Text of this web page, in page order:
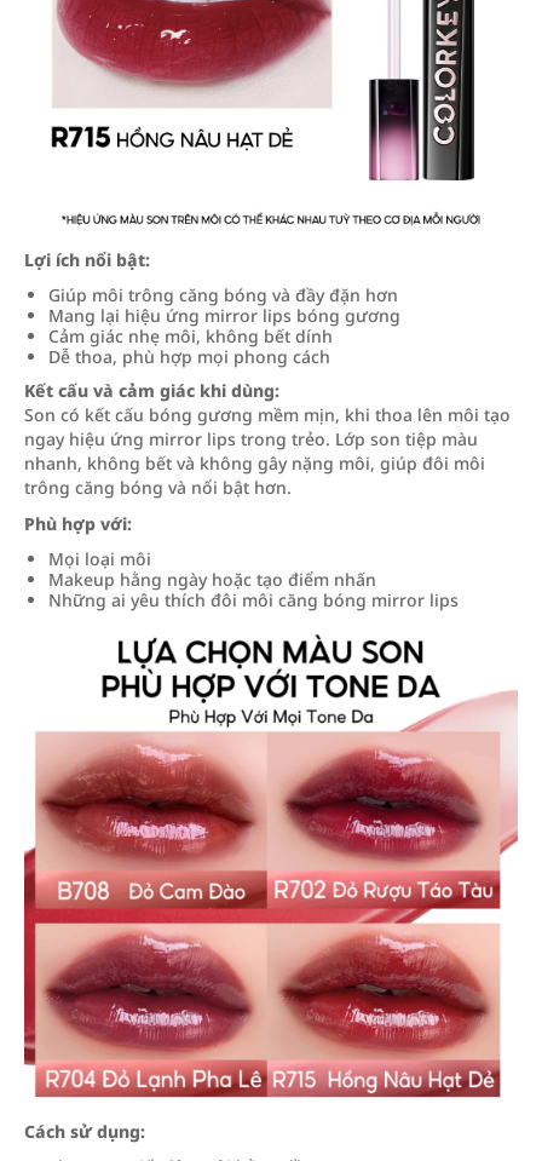
Lợi ích nổi bật:
Giúp môi trông căng bóng và đầy đặn hơn
Mang lại hiệu ứng mirror lips bóng gương
Cảm giác nhẹ môi, không bết dính
Dễ thoa, phù hợp mọi phong cách
Kết cấu và cảm giác khi dùng:
Son có kết cấu bóng gương mềm mịn, khi thoa lên môi tạo
ngay hiệu ứng mirror lips trong trẻo. Lớp son tiệp màu
nhanh, không bết và không gây nặng môi, giúp đôi môi
trông căng bóng và nổi bật hơn.
Phù hợp với:
Mọi loại môi
Makeup hằng ngày hoặc tạo điểm nhấn
Những ai yêu thích đôi môi căng bóng mirror lips
Cách sử dụng: